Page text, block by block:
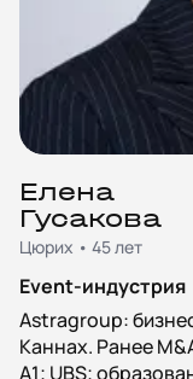
Елена
Гусакова
Цюрих • 45 лет
Event-индустрия
Astragroup:
Каннах. Ранее
А1; UBS;